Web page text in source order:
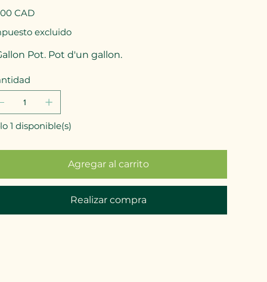
CAD
excluido
Pot. Pot d'un gallon.
1 disponible(s)
Agregar al carrito
Realizar compra